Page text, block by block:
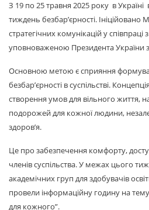
З 19 по 25 травня 2025 року в Україні
тиждень безбар’єрності. Ініційовано
стратегічних комунікацій у
уповноваженою Президента України з
Основною метою є сприяння
безбар’єрності в суспільстві.
створення умов для вільного життя,
подорожей для кожної людини,
здоров’я.
Це про забезпечення комфорту,
членів суспільства. У межах цього
академічних груп для здобувачів
провели інформаційну годину на
для кожного”.